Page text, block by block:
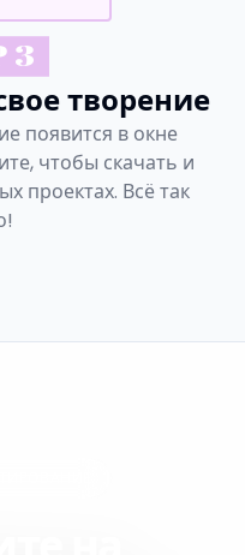
3
творение
появится в окне
чтобы скачать и
проектах. Всё так